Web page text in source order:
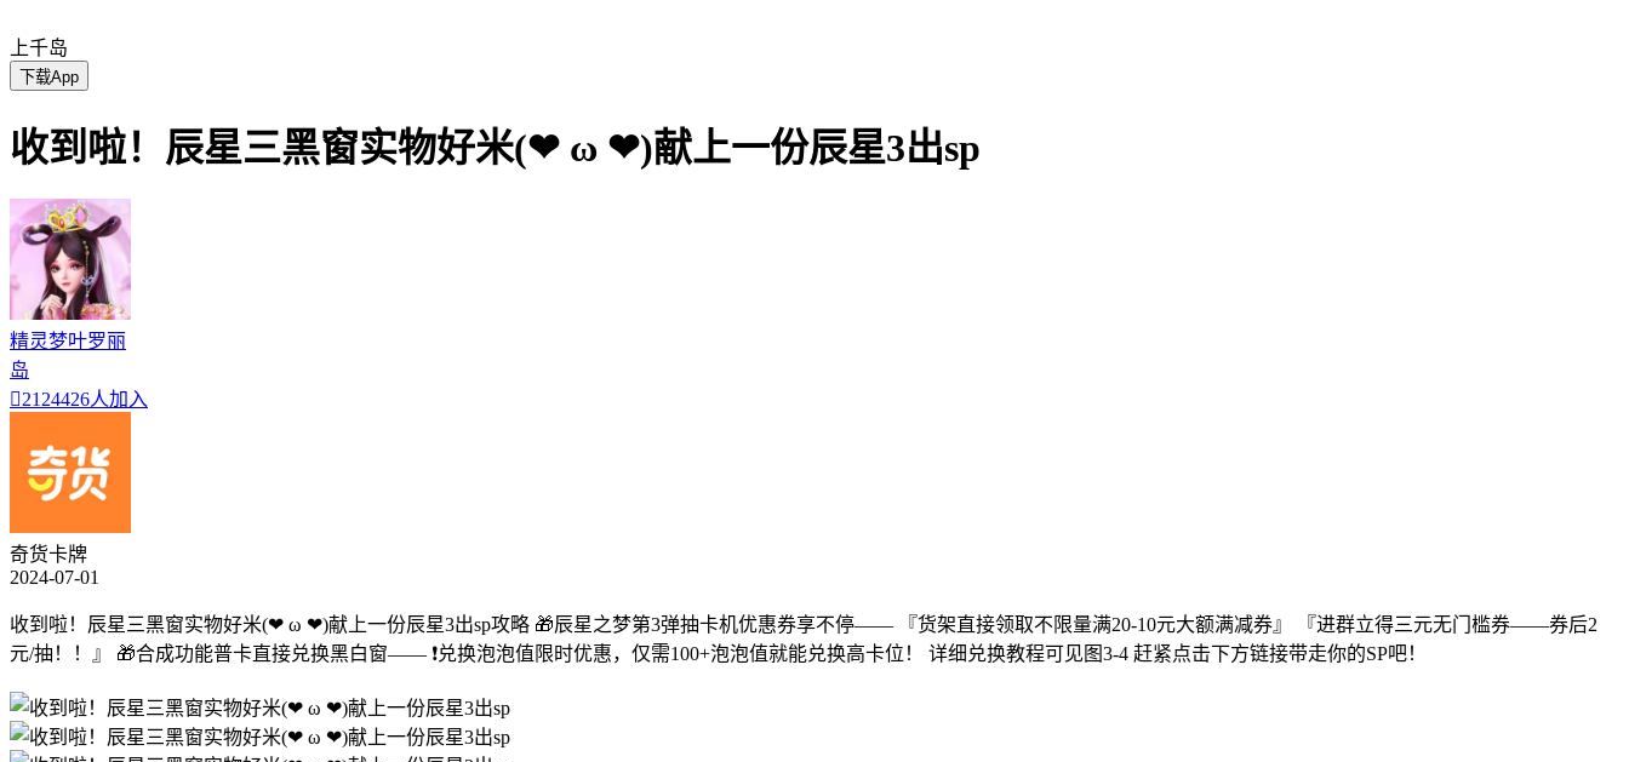
上千岛
下载App
收到啦！辰星三黑窗实物好米(❤ ω ❤)献上一份辰星3出sp
精灵梦叶罗丽
岛
2124426人加入
奇货卡牌
2024-07-01
收到啦！辰星三黑窗实物好米(❤ ω ❤)献上一份辰星3出sp攻略 🎁辰星之梦第3弹抽卡机优惠券享不停—— 『货架直接领取不限量满20-10元大额满减券』 『进群立得三元无门槛券——券后2
元/抽！！』 🎁合成功能普卡直接兑换黑白窗—— ❗兑换泡泡值限时优惠，仅需100+泡泡值就能兑换高卡位！ 详细兑换教程可见图3-4 赶紧点击下方链接带走你的SP吧！